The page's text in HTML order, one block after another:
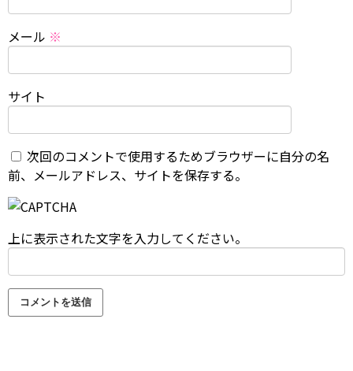
メール ※
サイト
次回のコメントで使用するためブラウザーに自分の名
前、メールアドレス、サイトを保存する。
上に表示された文字を入力してください。